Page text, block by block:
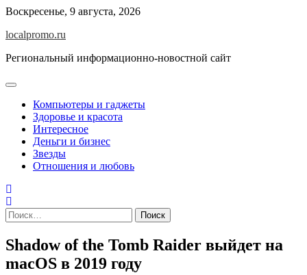
Перейти
содержимому
Воскресенье, 9 августа, 2026
localpromo.ru
Региональный информационно-новостной сайт
Компьютеры и гаджеты
Здоровье и красота
Интересное
Деньги и бизнес
Звезды
Отношения и любовь
Найти:
Shadow of the Tomb Raider выйдет на
macOS в 2019 году